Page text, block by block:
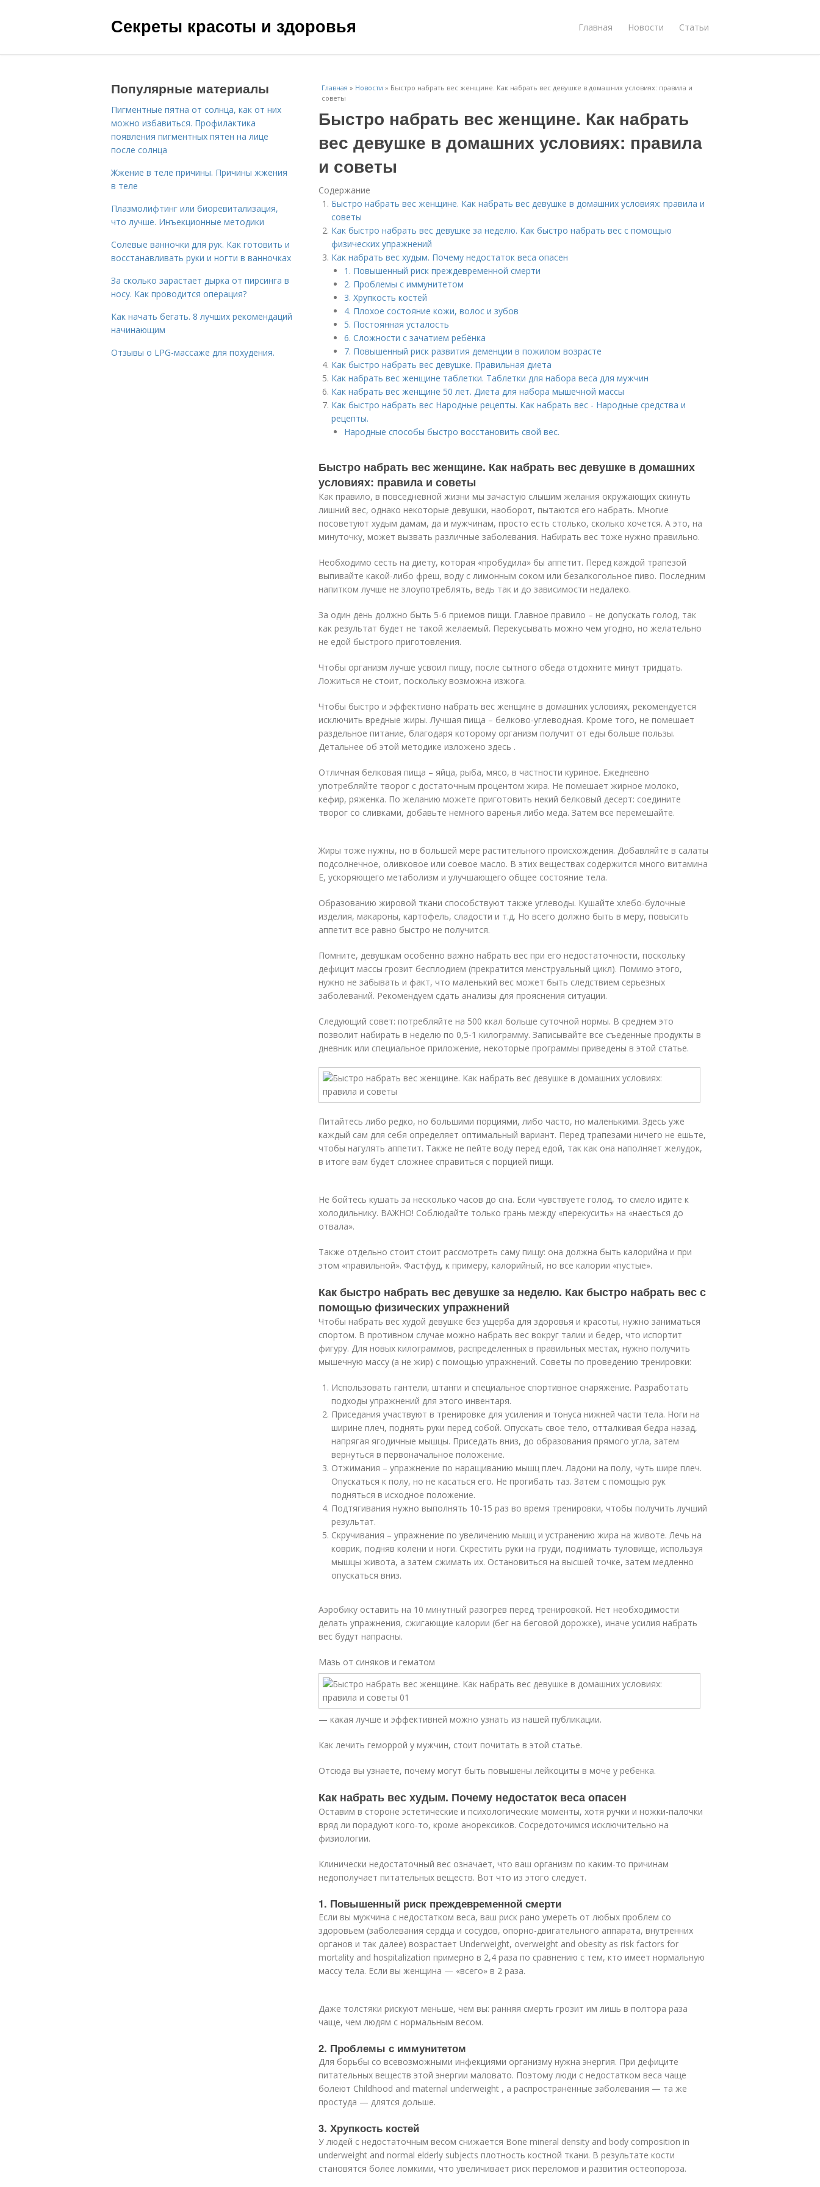
Секреты красоты и здоровья Главная Новости Статьи
Главная » Новости » Быстро набрать вес женщине. Как набрать вес девушке в домашних условиях: правила и
советы
Быстро набрать вес женщине. Как набрать
вес девушке в домашних условиях: правила
и советы
Содержание
Быстро набрать вес женщине. Как набрать вес девушке в домашних условиях: правила и
советы
Как быстро набрать вес девушке за неделю. Как быстро набрать вес с помощью
физических упражнений
Как набрать вес худым. Почему недостаток веса опасен
1. Повышенный риск преждевременной смерти
2. Проблемы с иммунитетом
3. Хрупкость костей
4. Плохое состояние кожи, волос и зубов
5. Постоянная усталость
6. Сложности с зачатием ребёнка
7. Повышенный риск развития деменции в пожилом возрасте
Как быстро набрать вес девушке. Правильная диета
Как набрать вес женщине таблетки. Таблетки для набора веса для мужчин
Как набрать вес женщине 50 лет. Диета для набора мышечной массы
Как быстро набрать вес Народные рецепты. Как набрать вес - Народные средства и
рецепты.
Народные способы быстро восстановить свой вес.
Быстро набрать вес женщине. Как набрать вес девушке в домашних
условиях: правила и советы
Как правило, в повседневной жизни мы зачастую слышим желания окружающих скинуть
лишний вес, однако некоторые девушки, наоборот, пытаются его набрать. Многие
посоветуют худым дамам, да и мужчинам, просто есть столько, сколько хочется. А это, на
минуточку, может вызвать различные заболевания. Набирать вес тоже нужно правильно.
Необходимо сесть на диету, которая «пробудила» бы аппетит. Перед каждой трапезой
выпивайте какой-либо фреш, воду с лимонным соком или безалкогольное пиво. Последним
напитком лучше не злоупотреблять, ведь так и до зависимости недалеко.
За один день должно быть 5-6 приемов пищи. Главное правило – не допускать голод, так
как результат будет не такой желаемый. Перекусывать можно чем угодно, но желательно
не едой быстрого приготовления.
Чтобы организм лучше усвоил пищу, после сытного обеда отдохните минут тридцать.
Ложиться не стоит, поскольку возможна изжога.
Чтобы быстро и эффективно набрать вес женщине в домашних условиях, рекомендуется
исключить вредные жиры. Лучшая пища – белково-углеводная. Кроме того, не помешает
раздельное питание, благодаря которому организм получит от еды больше пользы.
Детальнее об этой методике изложено здесь .
Отличная белковая пища – яйца, рыба, мясо, в частности куриное. Ежедневно
употребляйте творог с достаточным процентом жира. Не помешает жирное молоко,
кефир, ряженка. По желанию можете приготовить некий белковый десерт: соедините
творог со сливками, добавьте немного варенья либо меда. Затем все перемешайте.
Жиры тоже нужны, но в большей мере растительного происхождения. Добавляйте в салаты
подсолнечное, оливковое или соевое масло. В этих веществах содержится много витамина
E, ускоряющего метаболизм и улучшающего общее состояние тела.
Образованию жировой ткани способствуют также углеводы. Кушайте хлебо-булочные
изделия, макароны, картофель, сладости и т.д. Но всего должно быть в меру, повысить
аппетит все равно быстро не получится.
Помните, девушкам особенно важно набрать вес при его недостаточности, поскольку
дефицит массы грозит бесплодием (прекратится менструальный цикл). Помимо этого,
нужно не забывать и факт, что маленький вес может быть следствием серьезных
заболеваний. Рекомендуем сдать анализы для прояснения ситуации.
Следующий совет: потребляйте на 500 ккал больше суточной нормы. В среднем это
позволит набирать в неделю по 0,5-1 килограмму. Записывайте все съеденные продукты в
дневник или специальное приложение, некоторые программы приведены в этой статье.
Питайтесь либо редко, но большими порциями, либо часто, но маленькими. Здесь уже
каждый сам для себя определяет оптимальный вариант. Перед трапезами ничего не ешьте,
чтобы нагулять аппетит. Также не пейте воду перед едой, так как она наполняет желудок,
в итоге вам будет сложнее справиться с порцией пищи.
Не бойтесь кушать за несколько часов до сна. Если чувствуете голод, то смело идите к
холодильнику. ВАЖНО! Соблюдайте только грань между «перекусить» на «наесться до
отвала».
Также отдельно стоит стоит рассмотреть саму пищу: она должна быть калорийна и при
этом «правильной». Фастфуд, к примеру, калорийный, но все калории «пустые».
Как быстро набрать вес девушке за неделю. Как быстро набрать вес с
помощью физических упражнений
Чтобы набрать вес худой девушке без ущерба для здоровья и красоты, нужно заниматься
спортом. В противном случае можно набрать вес вокруг талии и бедер, что испортит
фигуру. Для новых килограммов, распределенных в правильных местах, нужно получить
мышечную массу (а не жир) с помощью упражнений. Советы по проведению тренировки:
Использовать гантели, штанги и специальное спортивное снаряжение. Разработать
подходы упражнений для этого инвентаря.
Приседания участвуют в тренировке для усиления и тонуса нижней части тела. Ноги на
ширине плеч, поднять руки перед собой. Опускать свое тело, отталкивая бедра назад,
напрягая ягодичные мышцы. Приседать вниз, до образования прямого угла, затем
вернуться в первоначальное положение.
Отжимания – упражнение по наращиванию мышц плеч. Ладони на полу, чуть шире плеч.
Опускаться к полу, но не касаться его. Не прогибать таз. Затем с помощью рук
подняться в исходное положение.
Подтягивания нужно выполнять 10-15 раз во время тренировки, чтобы получить лучший
результат.
Скручивания – упражнение по увеличению мышц и устранению жира на животе. Лечь на
коврик, подняв колени и ноги. Скрестить руки на груди, поднимать туловище, используя
мышцы живота, а затем сжимать их. Остановиться на высшей точке, затем медленно
опускаться вниз.
Аэробику оставить на 10 минутный разогрев перед тренировкой. Нет необходимости
делать упражнения, сжигающие калории (бег на беговой дорожке), иначе усилия набрать
вес будут напрасны.
Мазь от синяков и гематом
— какая лучше и эффективней можно узнать из нашей публикации.
Как лечить геморрой у мужчин, стоит почитать в этой статье.
Отсюда вы узнаете, почему могут быть повышены лейкоциты в моче у ребенка.
Как набрать вес худым. Почему недостаток веса опасен
Оставим в стороне эстетические и психологические моменты, хотя ручки и ножки-палочки
вряд ли порадуют кого-то, кроме анорексиков. Сосредоточимся исключительно на
физиологии.
Клинически недостаточный вес означает, что ваш организм по каким-то причинам
недополучает питательных веществ. Вот что из этого следует.
1. Повышенный риск преждевременной смерти
Если вы мужчина с недостатком веса, ваш риск рано умереть от любых проблем со
здоровьем (заболевания сердца и сосудов, опорно-двигательного аппарата, внутренних
органов и так далее) возрастает Underweight, overweight and obesity as risk factors for
mortality and hospitalization примерно в 2,4 раза по сравнению с тем, кто имеет нормальную
массу тела. Если вы женщина — «всего» в 2 раза.
Даже толстяки рискуют меньше, чем вы: ранняя смерть грозит им лишь в полтора раза
чаще, чем людям с нормальным весом.
2. Проблемы с иммунитетом
Для борьбы со всевозможными инфекциями организму нужна энергия. При дефиците
питательных веществ этой энергии маловато. Поэтому люди с недостатком веса чаще
болеют Childhood and maternal underweight , а распространённые заболевания — та же
простуда — длятся дольше.
3. Хрупкость костей
У людей с недостаточным весом снижается Bone mineral density and body composition in
underweight and normal elderly subjects плотность костной ткани. В результате кости
становятся более ломкими, что увеличивает риск переломов и развития остеопороза.
Популярные материалы
Пигментные пятна от солнца, как от них
можно избавиться. Профилактика
появления пигментных пятен на лице
после солнца
Жжение в теле причины. Причины жжения
в теле
Плазмолифтинг или биоревитализация,
что лучше. Инъекционные методики
Солевые ванночки для рук. Как готовить и
восстанавливать руки и ногти в ванночках
За сколько зарастает дырка от пирсинга в
носу. Как проводится операция?
Как начать бегать. 8 лучших рекомендаций
начинающим
Отзывы о LPG-массаже для похудения.